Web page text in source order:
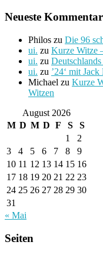
Neueste
Philos zu Die 96
ui. zu Kurze Witze
ui. zu
ui. zu ’24‘ mit
Michael zu Kurze
Witzen
August 2026
M D M D F S
S
1
2
3
4 5 6 7 8
9
10 11 12 13 14 15 16
17 18 19 20 21 22 23
24 25 26 27 28 29 30
31
« Mai
Seiten